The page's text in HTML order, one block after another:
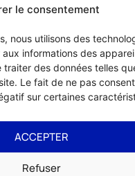
le consentement
nous utilisons des
informations des
des données telles
Le fait de ne pas
sur certaines
ACCEPTER
Refuser
Industries de l'Hôtellerie du
:Studio HLG